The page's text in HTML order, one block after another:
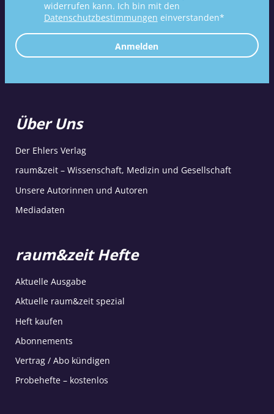
widerrufen kann. Ich bin mit den
Datenschutzbestimmungen einverstanden*
Anmelden
Über Uns
Der Ehlers Verlag
raum&zeit – Wissenschaft, Medizin und Gesellschaft
Unsere Autorinnen und Autoren
Mediadaten
raum&zeit Hefte
Aktuelle Ausgabe
Aktuelle raum&zeit spezial
Heft kaufen
Abonnements
Vertrag / Abo kündigen
Probehefte – kostenlos